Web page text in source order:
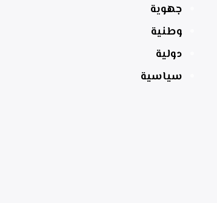
جهوية
وطنية
دولية
سياسية